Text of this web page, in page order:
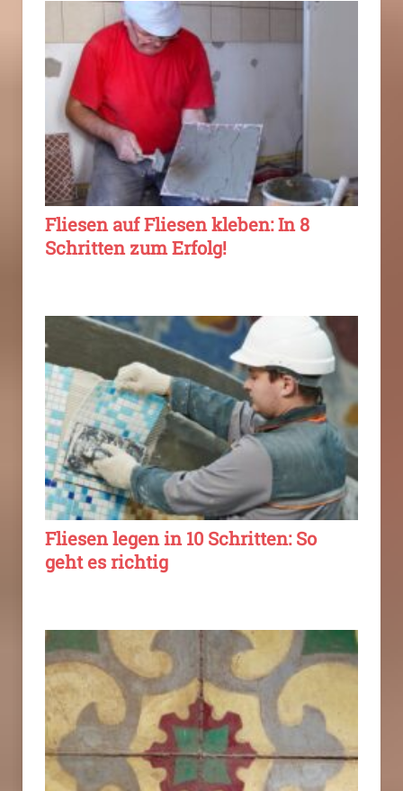
Fliesen auf Fliesen kleben: In 8
Schritten zum Erfolg!
Fliesen legen in 10 Schritten: So
geht es richtig